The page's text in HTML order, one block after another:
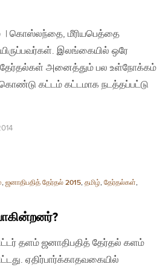
| கொஸ்லந்தை, மீரியபெத்தை
இலங்கையில் ஒரே
அனைத்தும் பல உள்நோக்கம்
கட்டம் கட்டமாக நடத்தப்பட்டு
, ஜனாதிபதித் தேர்தல் 2015, தமிழ், தேர்தல்கள்,
தளம் ஜனாதிபதித் தேர்தல் களம்
ஏதிர்பார்க்காதவகையில்